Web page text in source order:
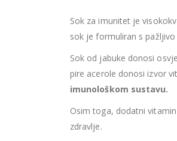
Sok za imunitet je
sok je formuliran s
Sok od jabuke donosi
pire acerole donosi izvor
imunološkom sustavu.
Osim toga, dodatni
zdravlje.